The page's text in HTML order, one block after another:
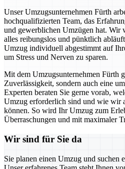
Unser Umzugsunternehmen Fürth
hochqualifizierten Team, das
und gewerblichen Umzügen hat. Wir
alles reibungslos und pünktlich
Umzug individuell abgestimmt auf
um Stress und Nerven zu sparen.
Mit dem Umzugsunternehmen Fürth
Zuverlässigkeit, sondern auch eine
Experten beraten Sie gerne vorab,
Umzug erforderlich sind und wie wir
können. So wird Ihr Umzug zum
Überraschungen und mit maximaler
Wir sind für Sie da
Sie planen einen Umzug und suchen